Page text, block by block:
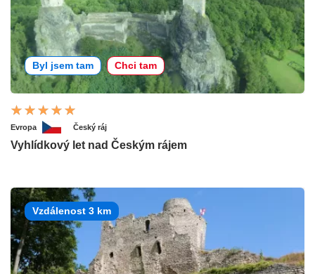
Byl jsem tam Chci tam
Evropa Český ráj
Vyhlídkový let nad Českým rájem
Vzdálenost 3 km